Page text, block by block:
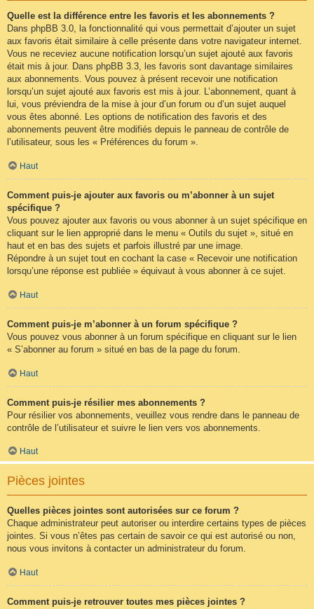
Quelle est la différence entre les favoris et les abonnements ?
Dans phpBB 3.0, la fonctionnalité qui vous permettait d’ajouter un sujet
aux favoris était similaire à celle présente dans votre navigateur internet.
Vous ne receviez aucune notification lorsqu’un sujet ajouté aux favoris
était mis à jour. Dans phpBB 3.3, les favoris sont davantage similaires
aux abonnements. Vous pouvez à présent recevoir une notification
lorsqu’un sujet ajouté aux favoris est mis à jour. L’abonnement, quant à
lui, vous préviendra de la mise à jour d’un forum ou d’un sujet auquel
vous êtes abonné. Les options de notification des favoris et des
abonnements peuvent être modifiés depuis le panneau de contrôle de
l’utilisateur, sous les « Préférences du forum ».
Haut
Comment puis-je ajouter aux favoris ou m’abonner à un sujet
spécifique ?
Vous pouvez ajouter aux favoris ou vous abonner à un sujet spécifique en
cliquant sur le lien approprié dans le menu « Outils du sujet », situé en
haut et en bas des sujets et parfois illustré par une image.
Répondre à un sujet tout en cochant la case « Recevoir une notification
lorsqu’une réponse est publiée » équivaut à vous abonner à ce sujet.
Haut
Comment puis-je m’abonner à un forum spécifique ?
Vous pouvez vous abonner à un forum spécifique en cliquant sur le lien
« S’abonner au forum » situé en bas de la page du forum.
Haut
Comment puis-je résilier mes abonnements ?
Pour résilier vos abonnements, veuillez vous rendre dans le panneau de
contrôle de l’utilisateur et suivre le lien vers vos abonnements.
Haut
Pièces jointes
Quelles pièces jointes sont autorisées sur ce forum ?
Chaque administrateur peut autoriser ou interdire certains types de pièces
jointes. Si vous n’êtes pas certain de savoir ce qui est autorisé ou non,
nous vous invitons à contacter un administrateur du forum.
Haut
Comment puis-je retrouver toutes mes pièces jointes ?